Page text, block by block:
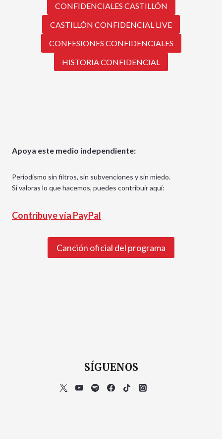
CONFIDENCIALES CASTILLÓN
CASTILLÓN CONFIDENCIAL LIVE
CONFESIONES CONFIDENCIALES
HISTORIA CONFIDENCIAL
Apoya este medio independiente:
Periodismo sin filtros, sin subvenciones y sin miedo.
Si valoras lo que hacemos, puedes contribuir aquí:
Contribuye vía PayPal
Canción oficial del programa
SÍGUENOS